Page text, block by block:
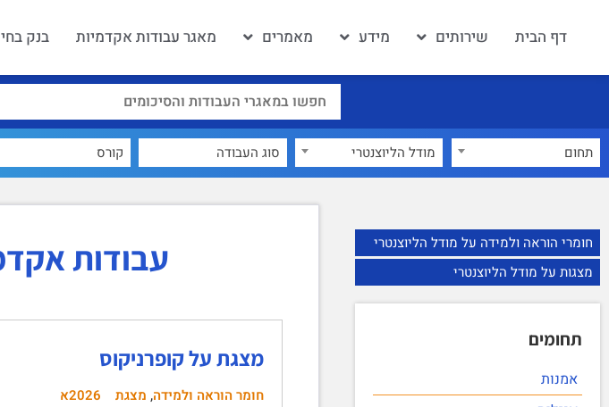
דף הבית שירותים מידע מאמרים מאגר עבודות אקדמיות בנק
תחום מודל הליוצנטרי קורס
חומרי הוראה ולמידה על מודל הליוצנטרי
מצגות על מודל הליוצנטרי
תחומים
אמנות
עבודות
מצגת על קופרניקוס
חומר הוראה ולמידה, מצגת 2026א